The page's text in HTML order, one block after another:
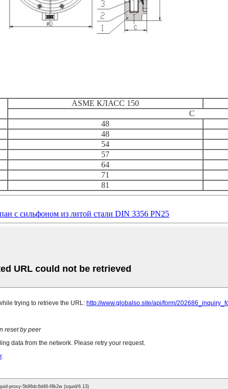
ASME КЛАСС 150
C
48
48
54
57
64
71
81
с сильфоном из литой стали DIN 3356 PN25